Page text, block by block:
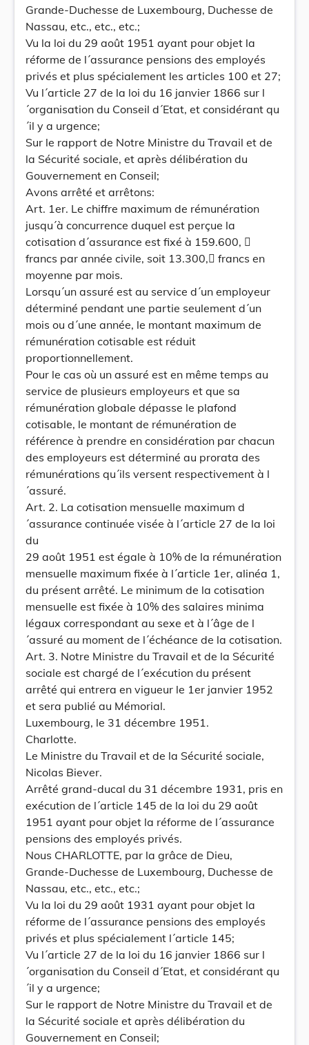
Grande-Duchesse de Luxembourg, Duchesse de
Nassau, etc., etc., etc.;
Vu la loi du 29 août 1951 ayant pour objet la
réforme de l´assurance pensions des employés
privés et plus spécialement les articles 100 et 27;
Vu l´article 27 de la loi du 16 janvier 1866 sur l
´organisation du Conseil d´Etat, et considérant qu
´il y a urgence;
Sur le rapport de Notre Ministre du Travail et de
la Sécurité sociale, et après délibération du
Gouvernement en Conseil;
Avons arrêté et arrêtons:
Art. 1er. Le chiffre maximum de rémunération
jusqu´à concurrence duquel est perçue la
cotisation d´assurance est fixé à 159.600, 
francs par année civile, soit 13.300, francs en
moyenne par mois.
Lorsqu´un assuré est au service d´un employeur
déterminé pendant une partie seulement d´un
mois ou d´une année, le montant maximum de
rémunération cotisable est réduit
proportionnellement.
Pour le cas où un assuré est en même temps au
service de plusieurs employeurs et que sa
rémunération globale dépasse le plafond
cotisable, le montant de rémunération de
référence à prendre en considération par chacun
des employeurs est déterminé au prorata des
rémunérations qu´ils versent respectivement à l
´assuré.
Art. 2. La cotisation mensuelle maximum d
´assurance continuée visée à l´article 27 de la loi
du
29 août 1951 est égale à 10% de la rémunération
mensuelle maximum fixée à l´article 1er, alinéa 1,
du présent arrêté. Le minimum de la cotisation
mensuelle est fixée à 10% des salaires minima
légaux correspondant au sexe et à l´âge de l
´assuré au moment de l´échéance de la cotisation.
Art. 3. Notre Ministre du Travail et de la Sécurité
sociale est chargé de l´exécution du présent
arrêté qui entrera en vigueur le 1er janvier 1952
et sera publié au Mémorial.
Luxembourg, le 31 décembre 1951.
Charlotte.
Le Ministre du Travail et de la Sécurité sociale,
Nicolas Biever.
Arrêté grand-ducal du 31 décembre 1931, pris en
exécution de l´article 145 de la loi du 29 août
1951 ayant pour objet la réforme de l´assurance
pensions des employés privés.
Nous CHARLOTTE, par la grâce de Dieu,
Grande-Duchesse de Luxembourg, Duchesse de
Nassau, etc., etc., etc.;
Vu la loi du 29 août 1931 ayant pour objet la
réforme de l´assurance pensions des employés
privés et plus spécialement l´article 145;
Vu l´article 27 de la loi du 16 janvier 1866 sur l
´organisation du Conseil d´Etat, et considérant qu
´il y a urgence;
Sur le rapport de Notre Ministre du Travail et de
la Sécurité sociale et après délibération du
Gouvernement en Conseil;